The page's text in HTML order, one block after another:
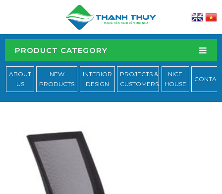
PRODUCT CATEGORY
ABOUT
US
NEW
PRODUCTS
INTERIOR
DESIGN
PROJECTS &
CUSTOMERS
NICE
HOUSE